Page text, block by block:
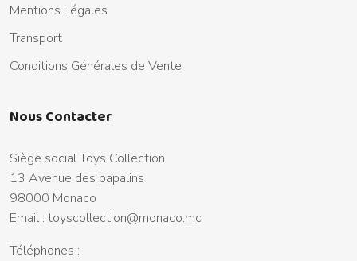
Mentions Légales
Transport
Conditions Générales de Vente
Nous Contacter
Siège social Toys Collection
13 Avenue des papalins
98000 Monaco
Email : toyscollection@monaco.mc
Téléphones :